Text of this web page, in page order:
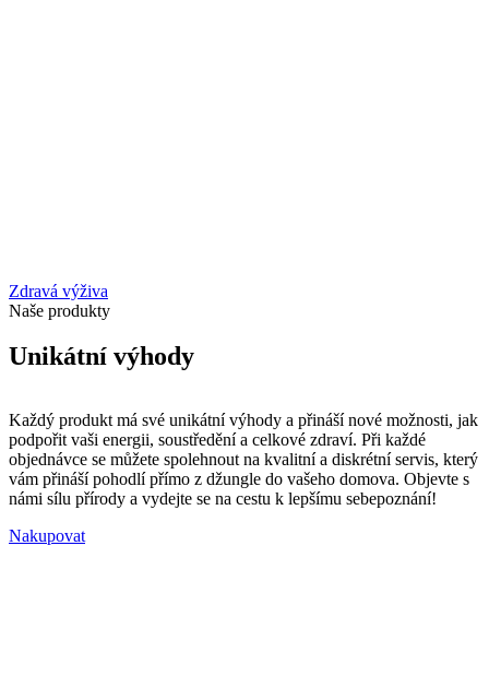
Zdravá výživa
Naše produkty
Unikátní výhody
Každý produkt má své unikátní výhody a přináší nové možnosti, jak
podpořit vaši energii, soustředění a celkové zdraví. Při každé
objednávce se můžete spolehnout na kvalitní a diskrétní servis, který
vám přináší pohodlí přímo z džungle do vašeho domova. Objevte s
námi sílu přírody a vydejte se na cestu k lepšímu sebepoznání!
Nakupovat